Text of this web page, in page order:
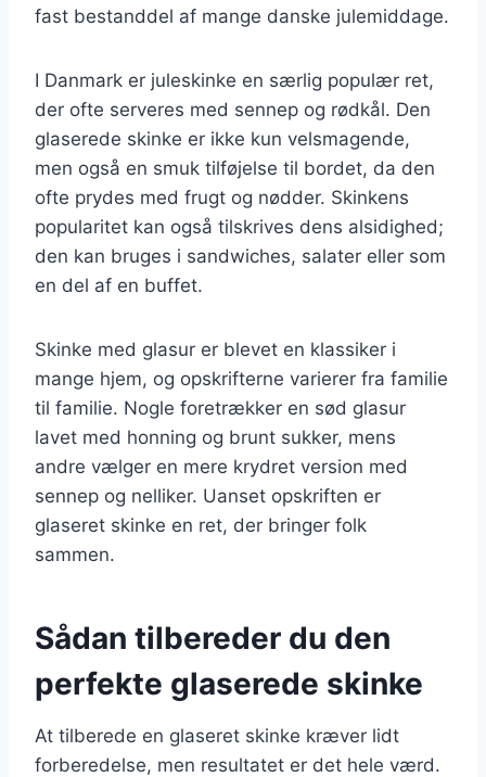
fast bestanddel af mange danske julemiddage.
I Danmark er juleskinke en særlig populær ret,
der ofte serveres med sennep og rødkål. Den
glaserede skinke er ikke kun velsmagende,
men også en smuk tilføjelse til bordet, da den
ofte prydes med frugt og nødder. Skinkens
popularitet kan også tilskrives dens alsidighed;
den kan bruges i sandwiches, salater eller som
en del af en buffet.
Skinke med glasur er blevet en klassiker i
mange hjem, og opskrifterne varierer fra familie
til familie. Nogle foretrækker en sød glasur
lavet med honning og brunt sukker, mens
andre vælger en mere krydret version med
sennep og nelliker. Uanset opskriften er
glaseret skinke en ret, der bringer folk
sammen.
Sådan tilbereder du den
perfekte glaserede skinke
At tilberede en glaseret skinke kræver lidt
forberedelse, men resultatet er det hele værd.